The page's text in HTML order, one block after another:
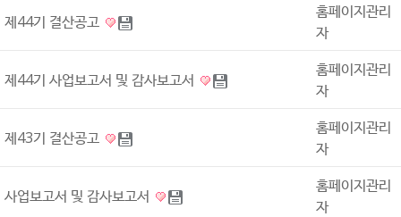
제44기 결산공고
홈페이지관리
자
제44기 사업보고서 및 감사보고서
홈페이지관리
자
제43기 결산공고
홈페이지관리
자
사업보고서 및 감사보고서
홈페이지관리
자